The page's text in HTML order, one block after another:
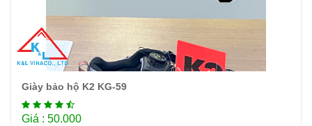
Giày bảo hộ K2 KG-59
Giá : 50.000